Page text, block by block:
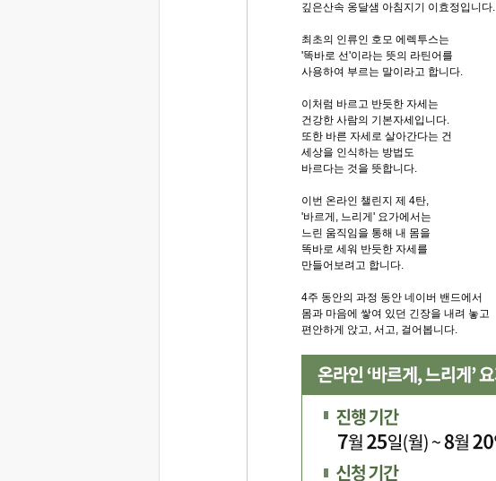
깊은산속 옹달샘 아침지기 이효정입니다.
최초의 인류인 호모 에렉투스는
'똑바로 선'이라는 뜻의 라틴어를
사용하여 부르는 말이라고 합니다.
이처럼 바르고 반듯한 자세는
건강한 사람의 기본자세입니다.
또한 바른 자세로 살아간다는 건
세상을 인식하는 방법도
바르다는 것을 뜻합니다.
이번 온라인 챌린지 제 4탄,
'바르게, 느리게' 요가에서는
느린 움직임을 통해 내 몸을
똑바로 세워 반듯한 자세를
만들어보려고 합니다.
4주 동안의 과정 동안 네이버 밴드에서
몸과 마음에 쌓여 있던 긴장을 내려 놓고
편안하게 앉고, 서고, 걸어봅니다.